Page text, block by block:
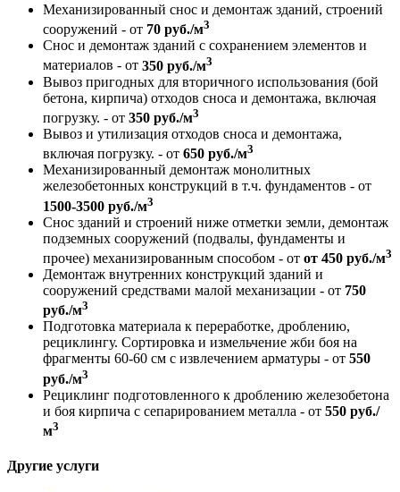
Механизированный снос и демонтаж зданий, строений
сооружений - от 70 руб./м3
Снос и демонтаж зданий с сохранением элементов и
материалов - от 350 руб./м3
Вывоз пригодных для вторичного использования (бой
бетона, кирпича) отходов сноса и демонтажа, включая
погрузку. - от 350 руб./м3
Вывоз и утилизация отходов сноса и демонтажа,
включая погрузку. - от 650 руб./м3
Механизированный демонтаж монолитных
железобетонных конструкций в т.ч. фундаментов - от
1500-3500 руб./м3
Снос зданий и строений ниже отметки земли, демонтаж
подземных сооружений (подвалы, фундаменты и
прочее) механизированным способом - от от 450 руб./м3
Демонтаж внутренних конструкций зданий и
сооружений средствами малой механизации - от 750
руб./м3
Подготовка материала к переработке, дроблению,
рециклингу. Сортировка и измельчение жби боя на
фрагменты 60-60 см с извлечением арматуры - от 550
руб./м3
Рециклинг подготовленного к дроблению железобетона
и боя кирпича с сепарированием металла - от 550 руб./
м3
Другие услуги